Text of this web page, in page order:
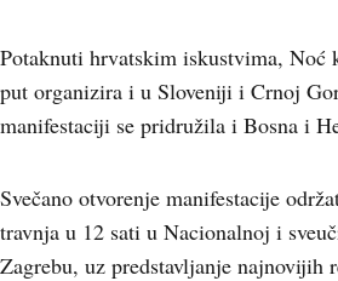
Potaknuti hrvatskim iskustvima, Noć
put organizira i u Sloveniji i Crnoj
manifestaciji se pridružila i Bosna i
Svečano otvorenje manifestacije
travnja u 12 sati u Nacionalnoj i
Zagrebu, uz predstavljanje najnovijih